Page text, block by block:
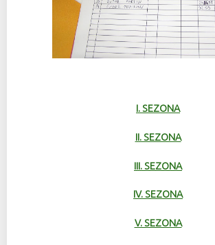
I. SEZONA
II. SEZONA
III. SEZONA
IV. SEZONA
V. SEZONA